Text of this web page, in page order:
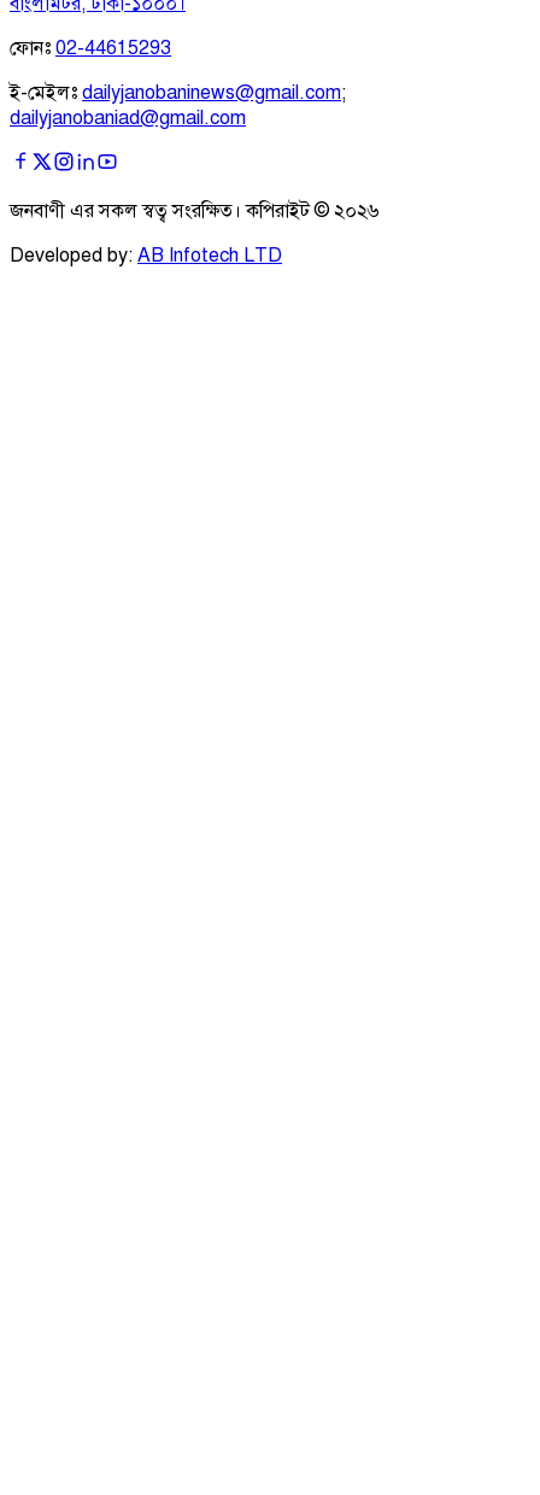
ফোনঃ 02-44615293
ই-মেইলঃ dailyjanobaninews@gmail.com;
dailyjanobaniad@gmail.com
জনবাণী এর সকল স্বত্ব সংরক্ষিত। কপিরাইট © ২০২৬
Developed by: AB Infotech LTD